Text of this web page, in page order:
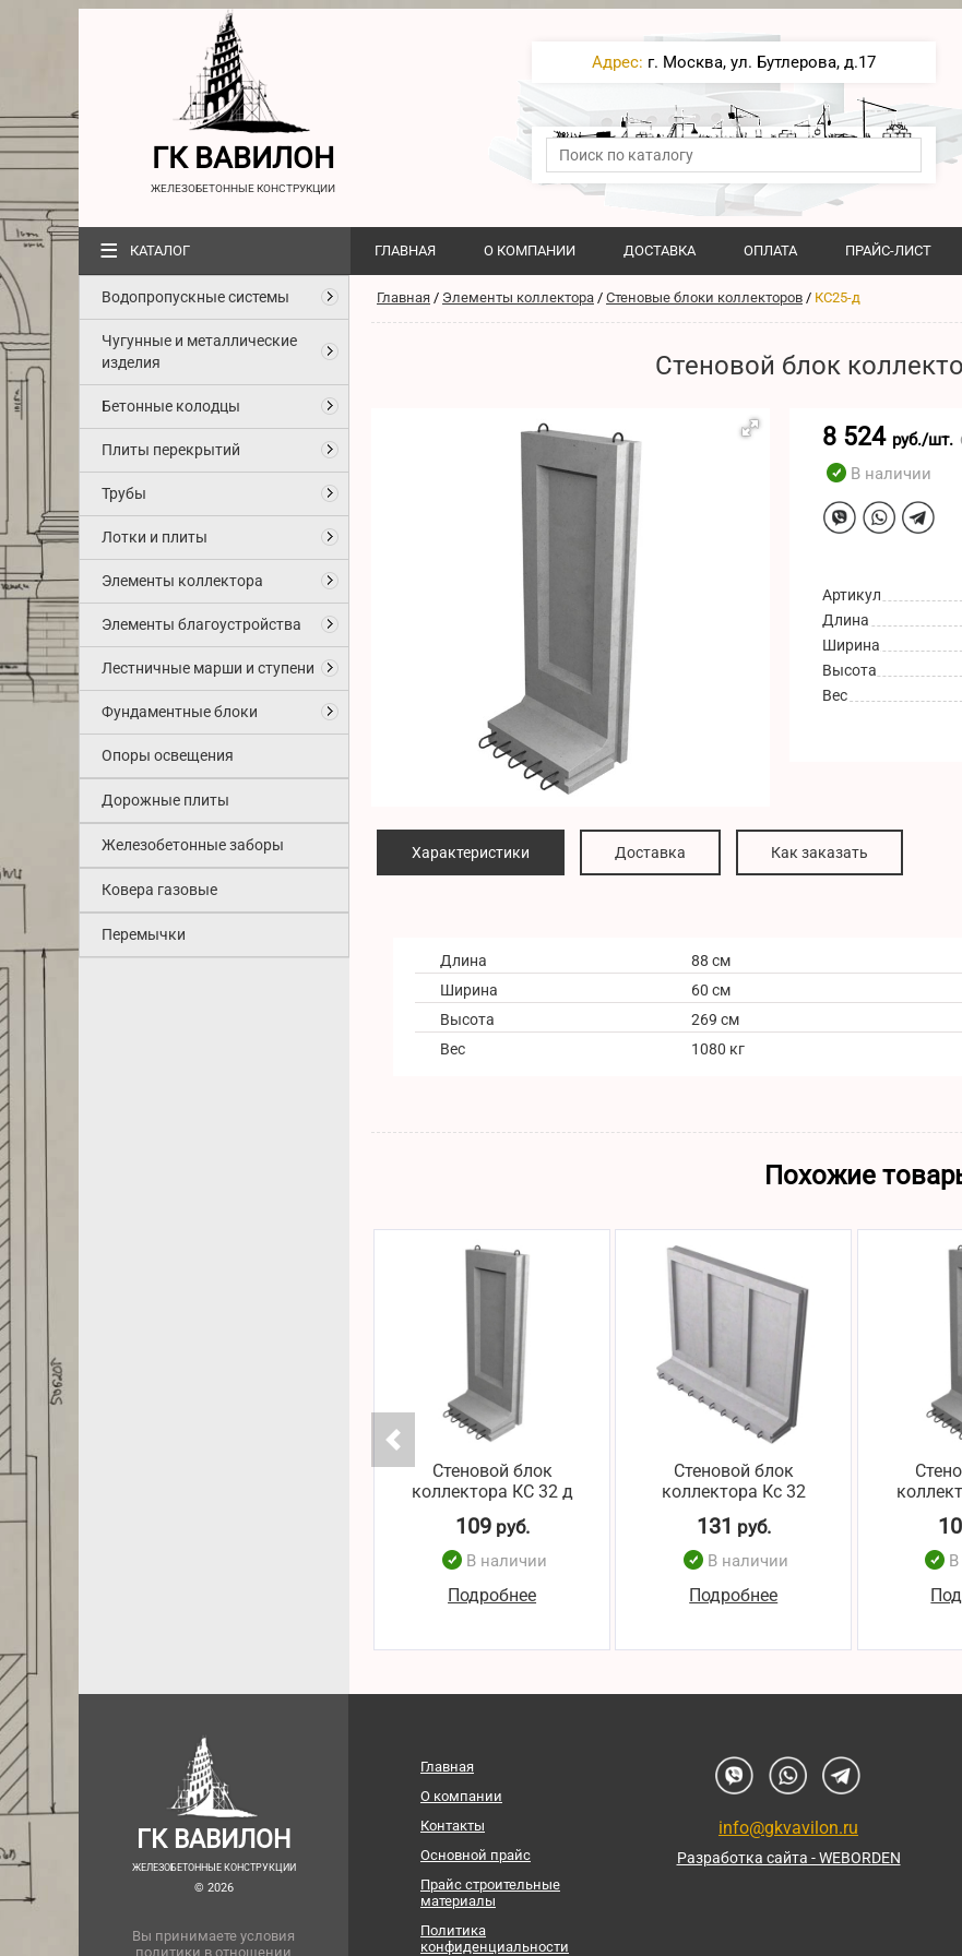
ГК ВАВИЛОН
ЖЕЛЕЗОБЕТОННЫЕ КОНСТРУКЦИИ
Адрес: г. Москва, ул. Бутлерова, д.17
≡ КАТАЛОГ ГЛАВНАЯ О КОМПАНИИ ДОСТАВКА ОПЛАТА ПРАЙС-ЛИСТ
Водопропускные системы
Чугунные и металлические
изделия
Бетонные колодцы
Плиты перекрытий
Трубы
Лотки и плиты
Элементы коллектора
Элементы благоустройства
Лестничные марши и ступени
Фундаментные блоки
Опоры освещения
Дорожные плиты
Железобетонные заборы
Ковера газовые
Перемычки
Главная / Элементы коллектора / Стеновые блоки коллекторов / КС25-д
Стеновой блок
8 524 руб./шт.
В наличии
Артикул
Длина
Ширина
Высота
Вес
Характеристики Доставка Как заказать
Длина
88 см
Ширина
60 см
Высота
269 см
Вес
1080 кг
Похожие
Стеновой блок
коллектора КС 32 д
109руб.
В наличии
Подробнее
Стеновой блок
коллектора Кс 32
131 руб.
В наличии
Подробнее
ГК ВАВИЛОН
ЖЕЛЕЗОБЕТОННЫЕ КОНСТРУКЦИИ
© 2026
Вы принимаете условия
политики в отношении
Главная
О компании
Контакты
Основной прайс
Прайс строительные
материалы
Политика
конфиденциальности
info@gkvavilon.ru
Разработка сайта - WEBORDEN